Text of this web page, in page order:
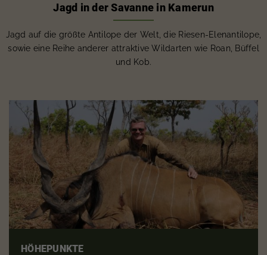
Jagd in der Savanne in Kamerun
Jagd auf die größte Antilope der Welt, die Riesen-Elenantilope,
sowie eine Reihe anderer attraktive Wildarten wie Roan, Büffel
und Kob.
HÖHEPUNKTE